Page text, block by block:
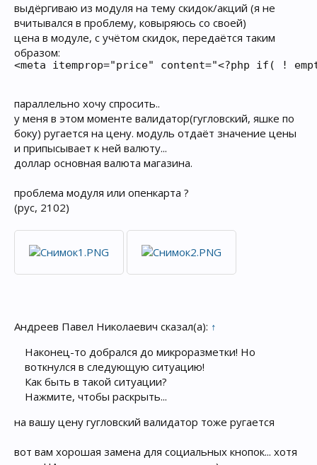
выдёргиваю из модуля на тему скидок/акций (я не
вчитывался в проблему, ковыряюсь со своей)
цена в модуле, с учётом скидок, передаётся таким
образом:
параллельно хочу спросить..
у меня в этом моменте валидатор(гугловский, яшке по
боку) ругается на цену. модуль отдаёт значение цены
и припысывает к ней валюту...
доллар основная валюта магазина.
проблема модуля или опенкарта ?
(рус, 2102)
Андреев Павел Николаевич сказал(а): ↑
Наконец-то добрался до микроразметки! Но
воткнулся в следующую ситуацию!
Как быть в такой ситуации?
Нажмите, чтобы раскрыть...
на вашу цену гугловский валидатор тоже ругается
вот вам хорошая замена для социальных кнопок... хотя